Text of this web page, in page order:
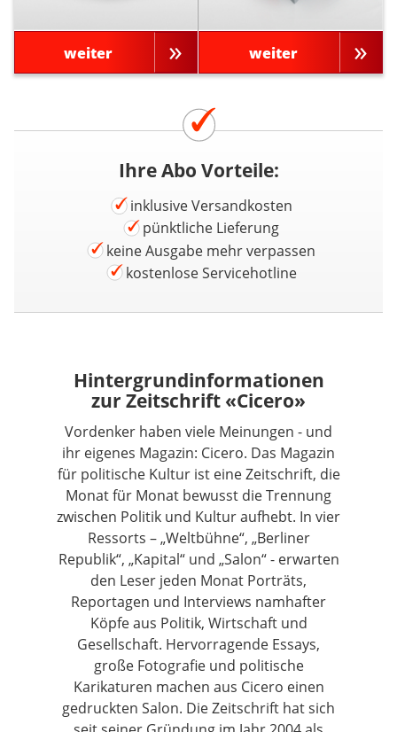
weiter weiter
Ihre Abo Vorteile:
inklusive Versandkosten
pünktliche Lieferung
keine Ausgabe mehr verpassen
kostenlose Servicehotline
Hintergrundinformationen
zur Zeitschrift «Cicero»
Vordenker haben viele Meinungen - und
ihr eigenes Magazin: Cicero. Das Magazin
für politische Kultur ist eine Zeitschrift, die
Monat für Monat bewusst die Trennung
zwischen Politik und Kultur aufhebt. In vier
Ressorts – „Weltbühne“, „Berliner
Republik“, „Kapital“ und „Salon“ - erwarten
den Leser jeden Monat Porträts,
Reportagen und Interviews namhafter
Köpfe aus Politik, Wirtschaft und
Gesellschaft. Hervorragende Essays,
große Fotografie und politische
Karikaturen machen aus Cicero einen
gedruckten Salon. Die Zeitschrift hat sich